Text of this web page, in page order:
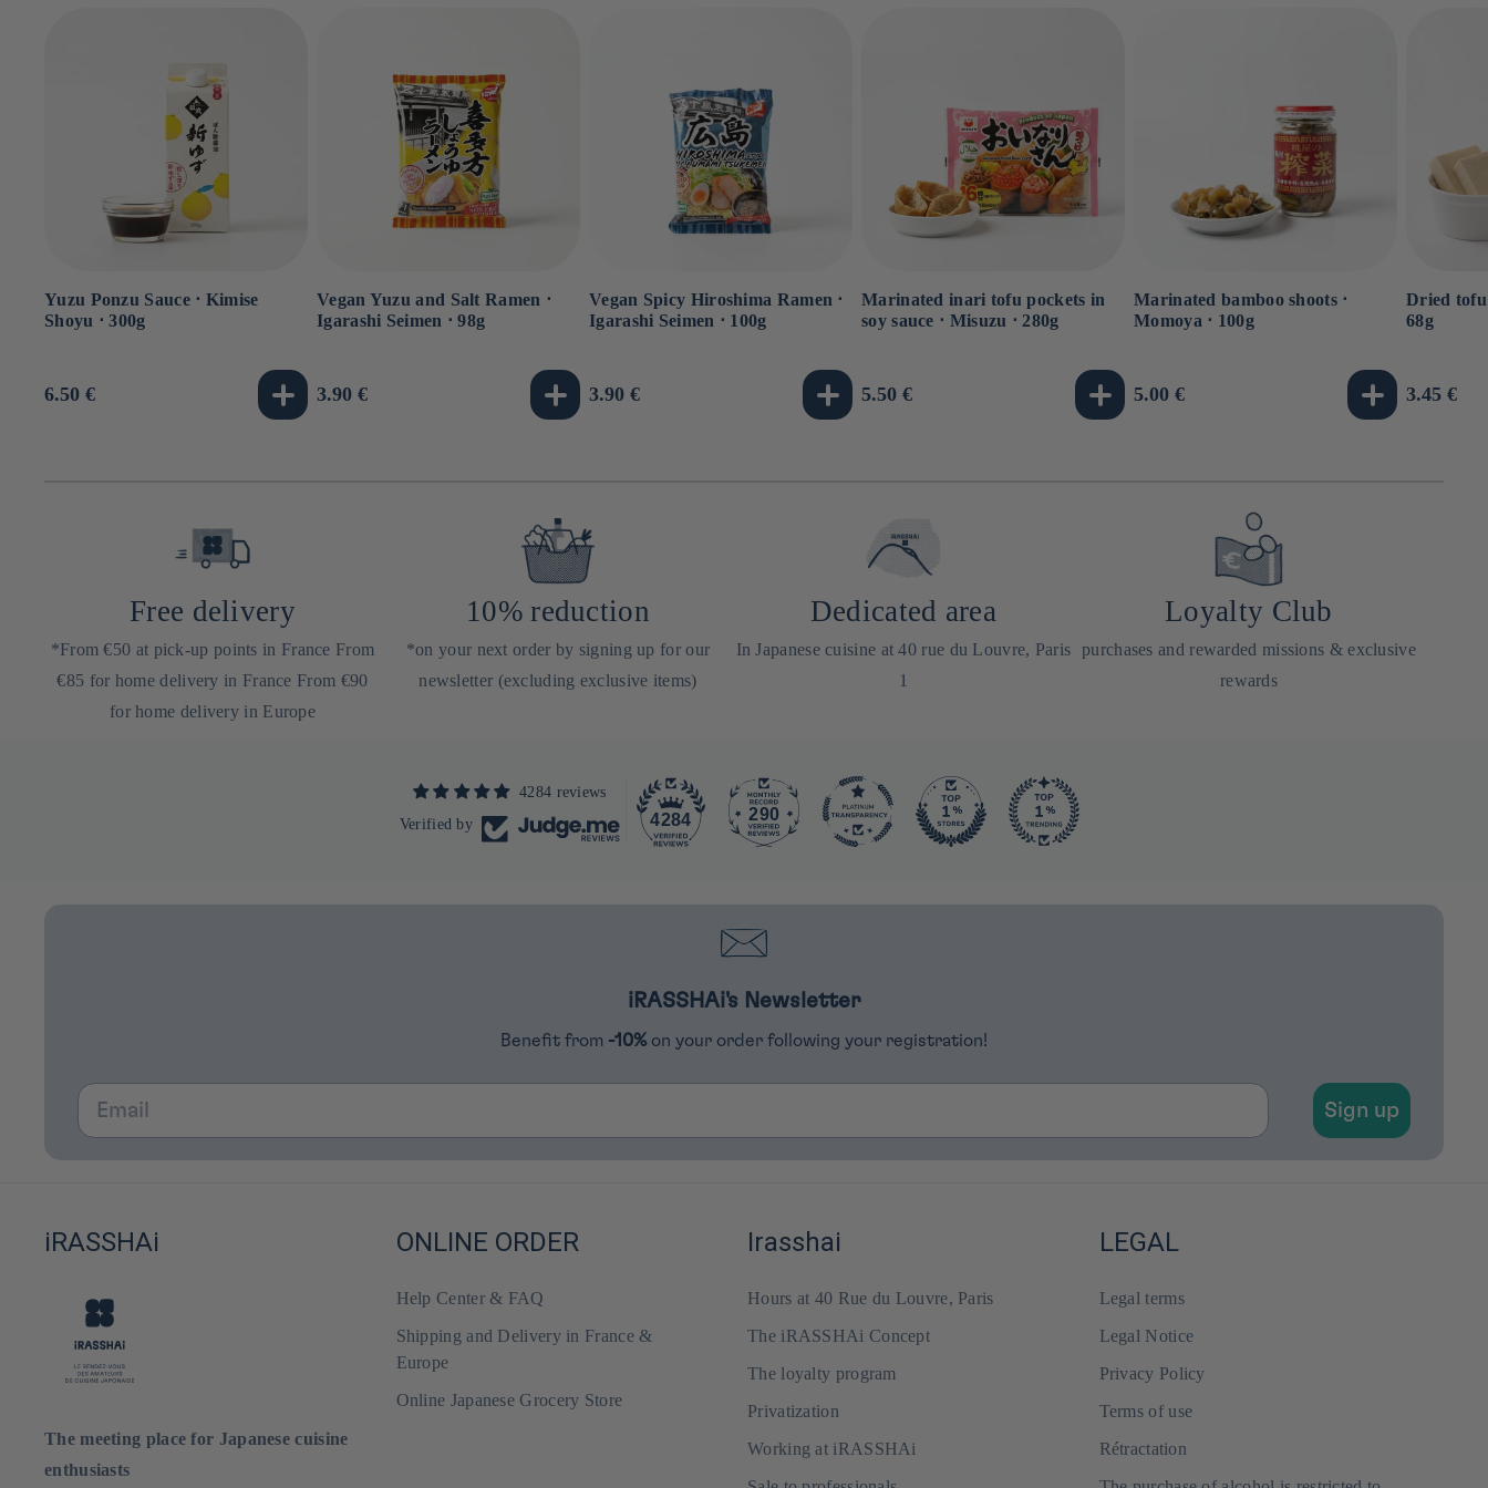
Yuzu Ponzu Sauce ⋅ Kimise
Shoyu ⋅ 300g
Usual
6.50 €
Vegan Yuzu and Salt Ramen ⋅
Igarashi Seimen ⋅ 98g
Usual
3.90 €
Vegan Spicy Hiroshima Ramen ⋅
Igarashi Seimen ⋅ 100g
Usual
3.90 €
Marinated inari tofu pockets in
soy sauce ⋅ Misuzu ⋅ 280g
Usual
5.50 €
Marinated bamboo shoots ⋅
Momoya ⋅ 100g
Usual
5.00 €
Dried tofu
68g
Usual
3.45 €
Free delivery
*From €50 at pick-up points in France From
€85 for home delivery in France From €90
for home delivery in Europe
10% reduction
*on your next order by signing up for our
newsletter (excluding exclusive items)
Dedicated area
In Japanese cuisine at 40 rue du Louvre, Paris
1
Loyalty Club
purchases and rewarded missions & exclusive
rewards
4284 reviews
Verified by
4284 290
iRASSHAi's Newsletter
Benefit from -10% on your order following your registration!
Email
Sign up
iRASSHAi
The meeting place for Japanese cuisine
enthusiasts
ONLINE ORDER
Help Center & FAQ
Shipping and Delivery in France &
Europe
Online Japanese Grocery Store
Irasshai
Hours at 40 Rue du Louvre, Paris
The iRASSHAi Concept
The loyalty program
Privatization
Working at iRASSHAi
LEGAL
Legal terms
Legal Notice
Privacy Policy
Terms of use
Rétractation